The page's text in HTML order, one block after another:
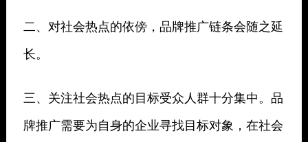
二、对社会热点的依傍，品牌推广链条会随之延
长。
三、关注社会热点的目标受众人群十分集中。品
牌推广需要为自身的企业寻找目标对象，在社会